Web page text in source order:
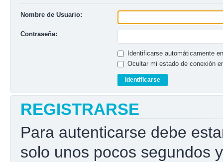
Nombre de Usuario:
Contraseña:
Identificarse automáticamente
Ocultar mi estado de conexión
REGISTRARSE
Para autenticarse debe
solo unos pocos segundos